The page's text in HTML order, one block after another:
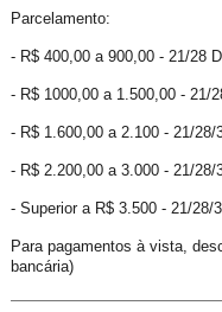
Parcelamento:
- R$ 400,00 a 900,00 - 21/28
- R$ 1000,00 a 1.500,00 - 21/
- R$ 1.600,00 a 2.100 - 21/28/
- R$ 2.200,00 a 3.000 - 21/28/
- Superior a R$ 3.500 - 21/28/
Para pagamentos à vista,
bancária)